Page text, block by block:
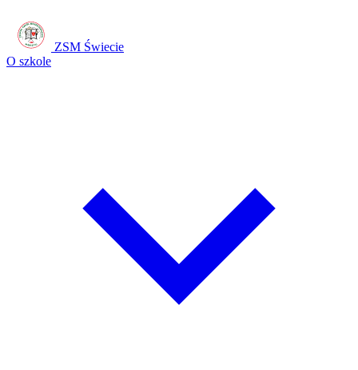
ZSM Świecie
O szkole